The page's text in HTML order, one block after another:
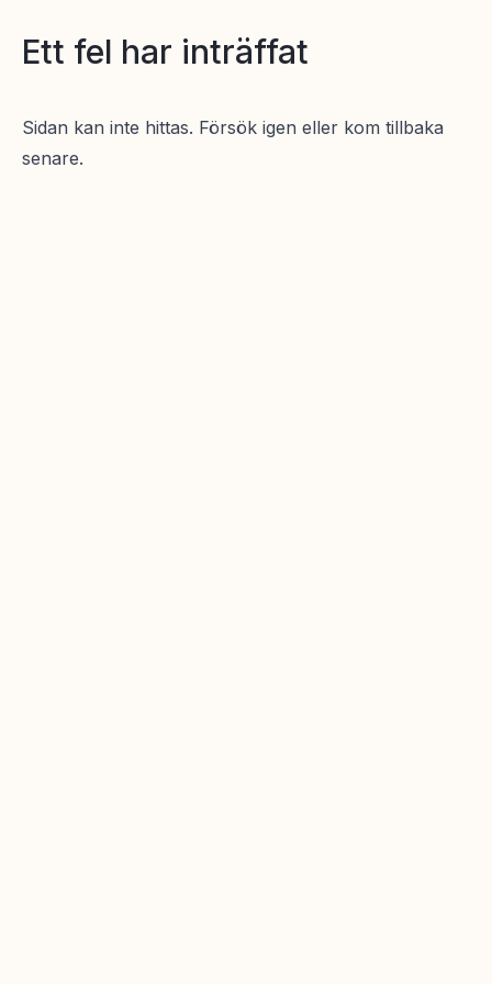
Ett fel har inträffat
Sidan kan inte hittas. Försök igen eller kom tillbaka
senare.